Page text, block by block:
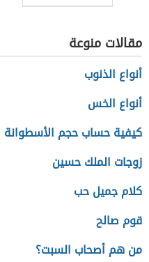
مقالات منوعة
أنواع الذنوب
أنواع الخس
كيفية حساب حجم الأسطوانة
زوجات الملك حسين
كلام جميل حب
قوم صالح
من هم أصحاب السبت؟